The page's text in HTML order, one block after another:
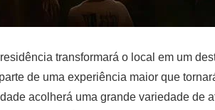
transformará o local em um
de uma experiência maior que
acolherá uma grande variedade de